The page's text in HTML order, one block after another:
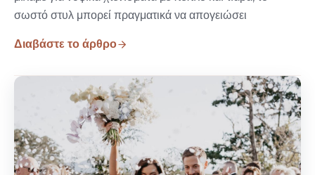
σωστό στυλ μπορεί πραγματικά να απογειώσει
Διαβάστε το άρθρο